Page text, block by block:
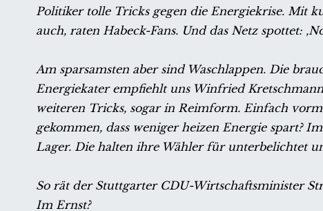
Politiker tolle Tricks gegen die Energiekrise. Mit
auch, raten Habeck-Fans. Und das Netz spottet:
Am sparsamsten aber sind Waschlappen. Die
Energiekater empfiehlt uns Winfried
weiteren Tricks, sogar in Reimform. Einfach
gekommen, dass weniger heizen Energie spart?
Lager. Die halten ihre Wähler für unterbelichtet
So rät der Stuttgarter CDU-Wirtschaftsminister
Im Ernst?